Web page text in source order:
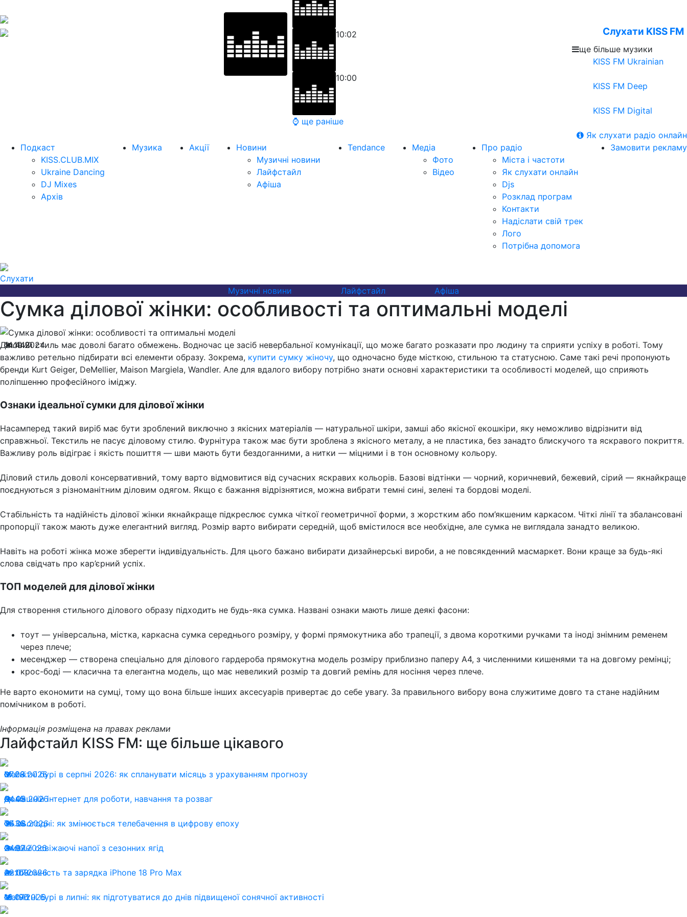
10:02
10:00
⌚ ще раніше
Слухати KISS FM
ще більше музики
KISS FM Ukrainian
KISS FM Deep
KISS FM Digital
Як слухати радіо онлайн
Подкаст
KISS.CLUB.MIX
Ukraine Dancing
DJ Mixes
Архів
Музика Акції
Новини
Музичні новини
Лайфстайл
Афіша
Tendance
Медіа
Фото
Відео
Про радіо
Міста і частоти
Як слухати онлайн
Djs
Розклад програм
Контакти
Надіслати свій трек
Лого
Потрібна допомога
Замовити рекламу
Слухати
Музичні новини
Лайфстайл Афіша
Сумка ділової жінки: особливості та оптимальні моделі
14.10.2024
442
Діловий стиль має доволі багато обмежень. Водночас це засіб невербальної комунікації, що може багато розказати про людину та сприяти успіху в роботі. Тому
важливо ретельно підбирати всі елементи образу. Зокрема, купити сумку жіночу, що одночасно буде місткою, стильною та статусною. Саме такі речі пропонують
бренди Kurt Geiger, DeMellier, Maison Margiela, Wandler. Але для вдалого вибору потрібно знати основні характеристики та особливості моделей, що сприяють
поліпшенню професійного іміджу.
Ознаки ідеальної сумки для ділової жінки
Насамперед такий виріб має бути зроблений виключно з якісних матеріалів — натуральної шкіри, замші або якісної екошкіри, яку неможливо відрізнити від
справжньої. Текстиль не пасує діловому стилю. Фурнітура також має бути зроблена з якісного металу, а не пластика, без занадто блискучого та яскравого покриття.
Важливу роль відіграє і якість пошиття — шви мають бути бездоганними, а нитки — міцними і в тон основному кольору.
Діловий стиль доволі консервативний, тому варто відмовитися від сучасних яскравих кольорів. Базові відтінки — чорний, коричневий, бежевий, сірий — якнайкраще
поєднуються з різноманітним діловим одягом. Якщо є бажання відрізнятися, можна вибрати темні сині, зелені та бордові моделі.
Стабільність та надійність ділової жінки якнайкраще підкреслює сумка чіткої геометричної форми, з жорстким або пом’якшеним каркасом. Чіткі лінії та збалансовані
пропорції також мають дуже елегантний вигляд. Розмір варто вибирати середній, щоб вмістилося все необхідне, але сумка не виглядала занадто великою.
Навіть на роботі жінка може зберегти індивідуальність. Для цього бажано вибирати дизайнерські вироби, а не повсякденний масмаркет. Вони краще за будь-які
слова свідчать про кар’єрний успіх.
ТОП моделей для ділової жінки
Для створення стильного ділового образу підходить не будь-яка сумка. Названі ознаки мають лише деякі фасони:
тоут — універсальна, містка, каркасна сумка середнього розміру, у формі прямокутника або трапеції, з двома короткими ручками та іноді знімним ременем
через плече;
месенджер — створена спеціально для ділового гардероба прямокутна модель розміру приблизно паперу А4, з численними кишенями та на довгому ремінці;
крос-боді — класична та елегантна модель, що має невеликий розмір та довгий ремінь для носіння через плече.
Не варто економити на сумці, тому що вона більше інших аксесуарів привертає до себе увагу. За правильного вибору вона служитиме довго та стане надійним
помічником в роботі.
Інформація розміщена на правах реклами
Лайфстайл KISS FM: ще більше цікавого
07.08.2026
23
Магнітні бурі в серпні 2026: як спланувати місяць з урахуванням прогнозу
04.08.2026
45
Домашній інтернет для роботи, навчання та розваг
04.08.2026
36
ТБ сьогодні: як змінюється телебачення в цифрову епоху
24.07.2026
92
Смачні освіжаючі напої з сезонних ягід
22.07.2026
103
Автономність та зарядка iPhone 18 Pro Max
13.07.2026
196
Магнітні бурі в липні: як підготуватися до днів підвищеної сонячної активності